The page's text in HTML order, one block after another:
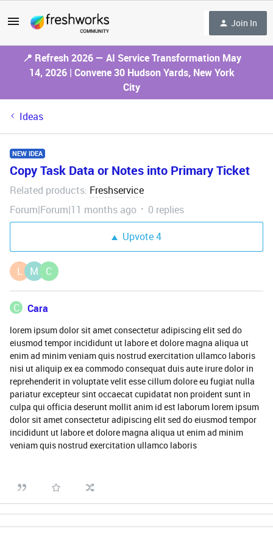
Join In
📍 Refresh 2026 — AI Service Transformation May
14, 2026 | Convene 30 Hudson Yards, New York
City
Ideas
NEW IDEA
Copy Task Data or Notes into Primary Ticket
Related products: Freshservice
Forum|Forum|11 months ago
0 replies
Upvote4
L M C
C Cara
lorem ipsum dolor sit amet consectetur adipiscing elit sed do
eiusmod tempor incididunt ut labore et dolore magna aliqua ut
enim ad minim veniam quis nostrud exercitation ullamco laboris
nisi ut aliquip ex ea commodo consequat duis aute irure dolor in
reprehenderit in voluptate velit esse cillum dolore eu fugiat nulla
pariatur excepteur sint occaecat cupidatat non proident sunt in
culpa qui officia deserunt mollit anim id est laborum lorem ipsum
dolor sit amet consectetur adipiscing elit sed do eiusmod tempor
incididunt ut labore et dolore magna aliqua ut enim ad minim
veniam quis nostrud exercitation ullamco laboris